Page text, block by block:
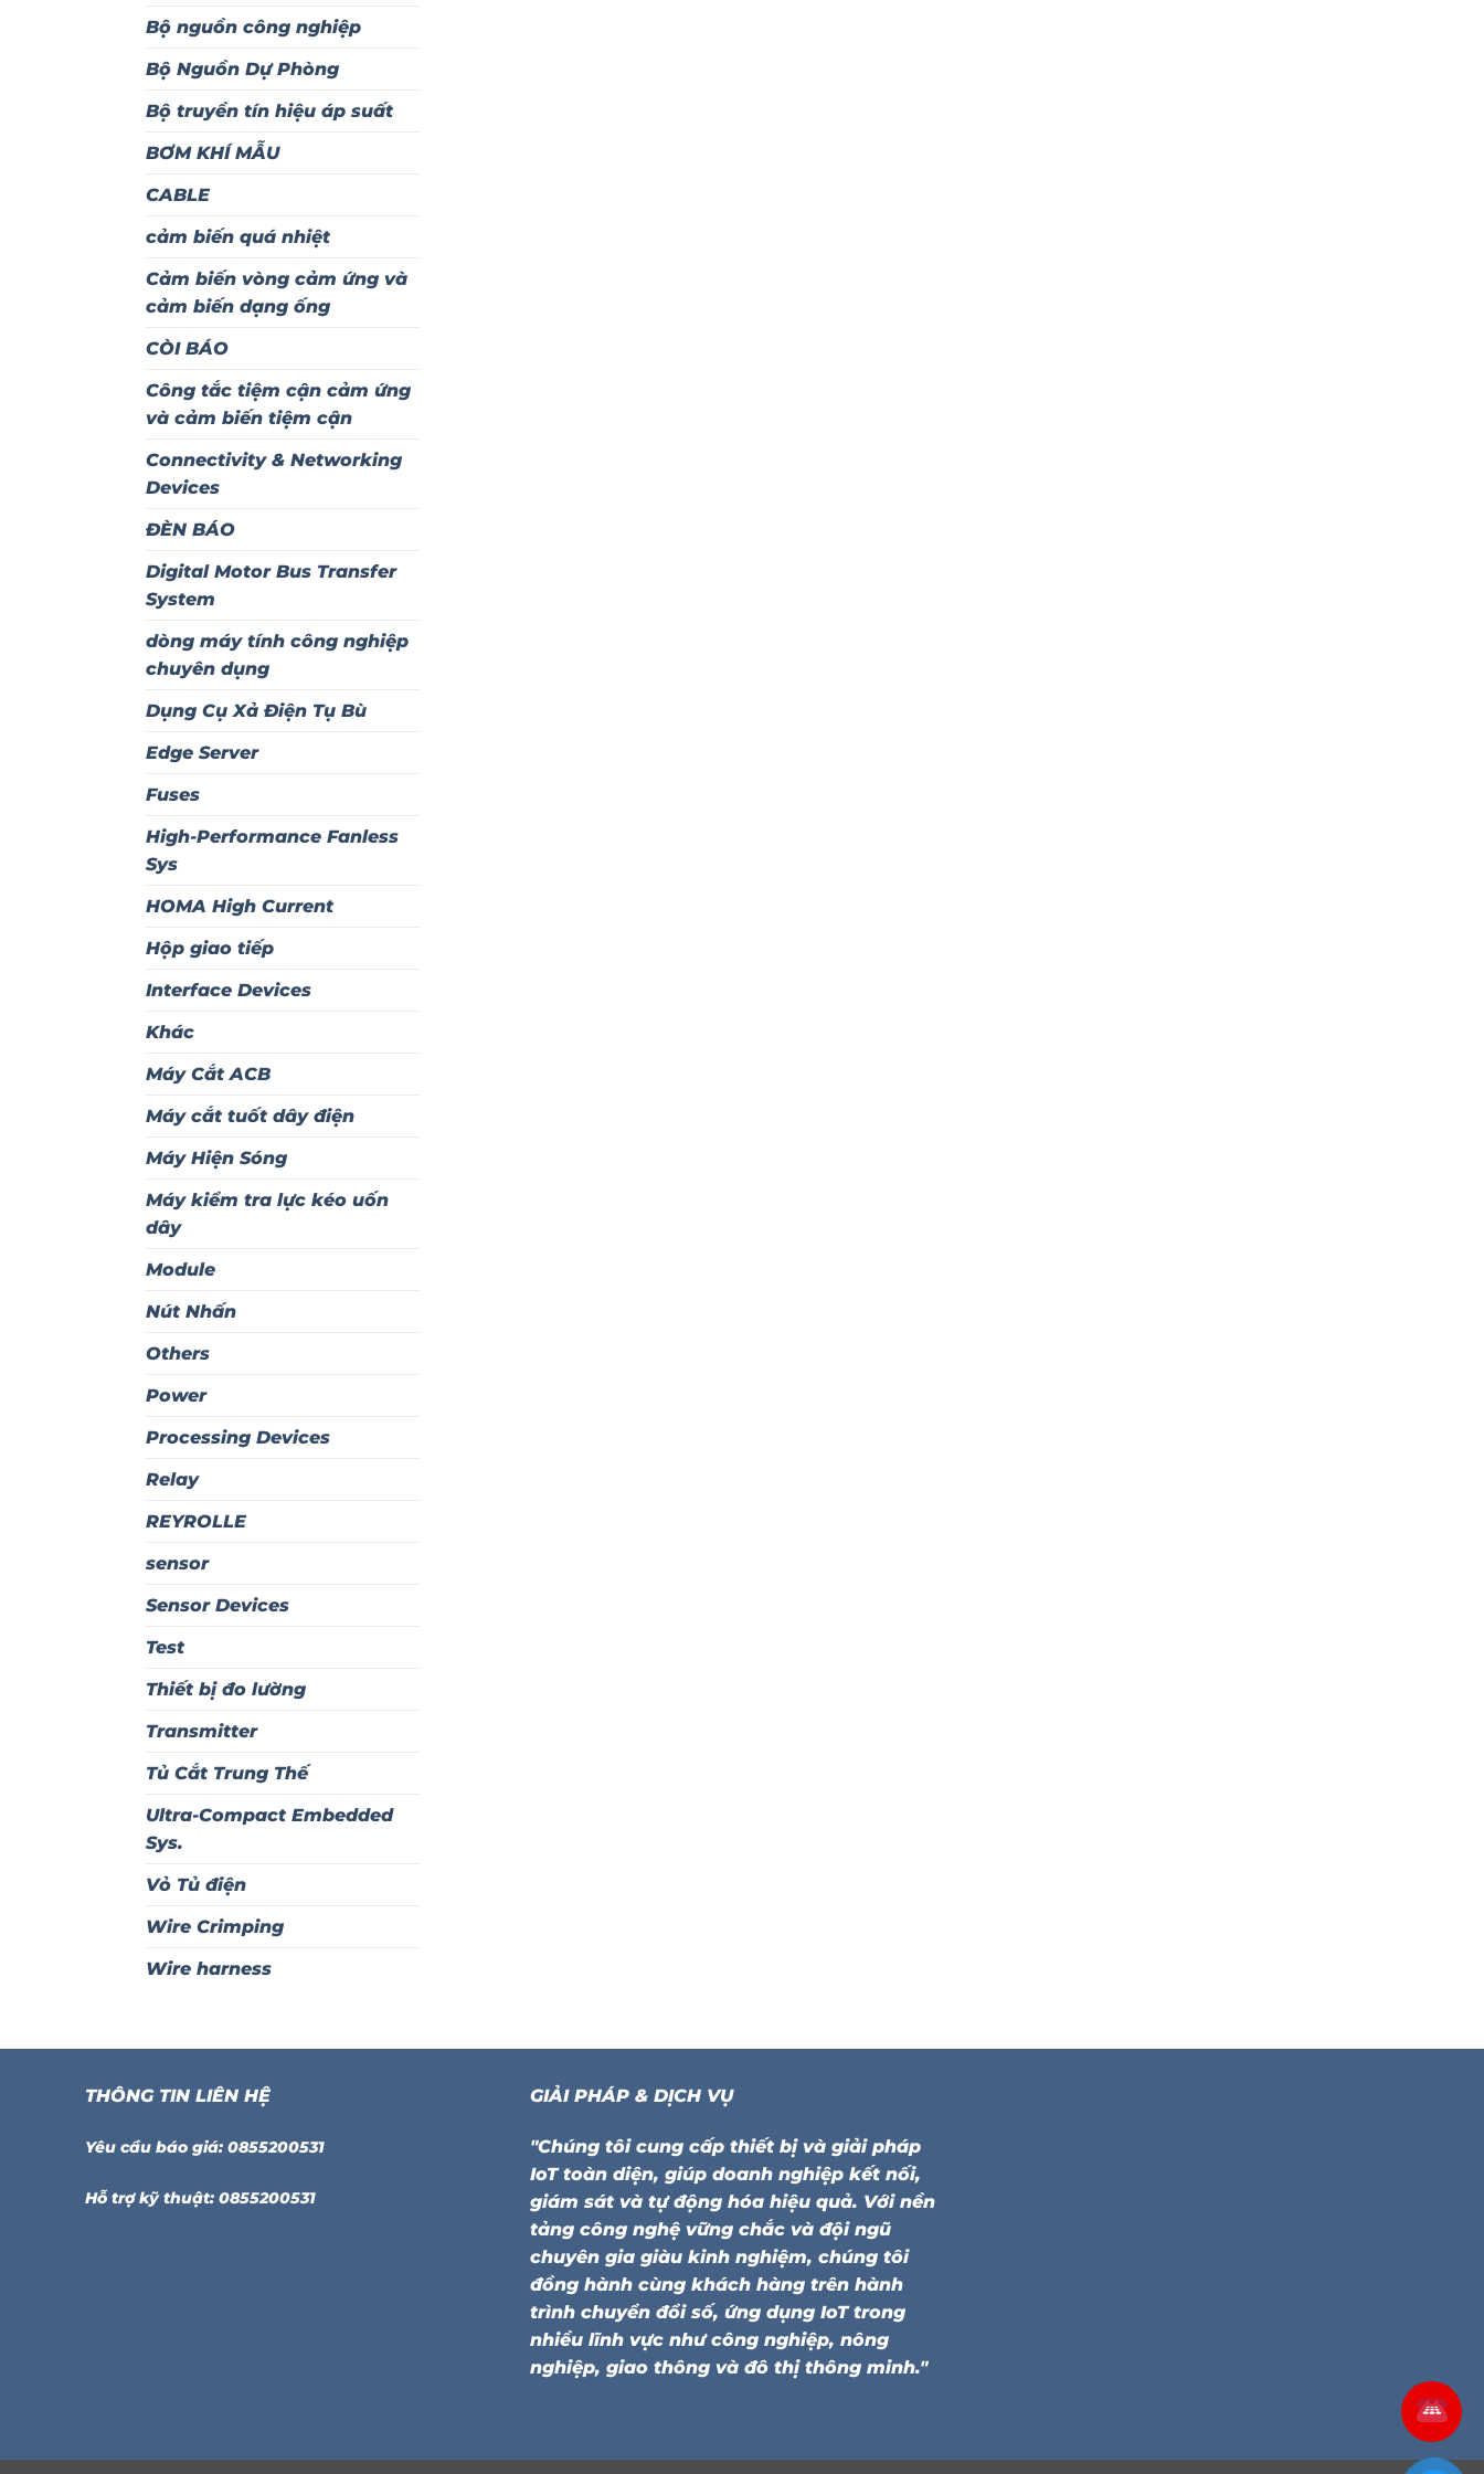
Bộ nguồn công nghiệp
Bộ Nguồn Dự Phòng
Bộ truyền tín hiệu áp suất
BƠM KHÍ MẪU
CABLE
cảm biến quá nhiệt
Cảm biến vòng cảm ứng và
cảm biến dạng ống
CÒI BÁO
Công tắc tiệm cận cảm ứng
và cảm biến tiệm cận
Connectivity & Networking
Devices
ĐÈN BÁO
Digital Motor Bus Transfer
System
dòng máy tính công nghiệp
chuyên dụng
Dụng Cụ Xả Điện Tụ Bù
Edge Server
Fuses
High-Performance Fanless
Sys
HOMA High Current
Hộp giao tiếp
Interface Devices
Khác
Máy Cắt ACB
Máy cắt tuốt dây điện
Máy Hiện Sóng
Máy kiểm tra lực kéo uốn
dây
Module
Nút Nhấn
Others
Power
Processing Devices
Relay
REYROLLE
sensor
Sensor Devices
Test
Thiết bị đo lường
Transmitter
Tủ Cắt Trung Thế
Ultra-Compact Embedded
Sys.
Vỏ Tủ điện
Wire Crimping
Wire harness
THÔNG TIN LIÊN HỆ
Yêu cầu báo giá: 0855200531
Hỗ trợ kỹ thuật: 0855200531
GIẢI PHÁP & DỊCH VỤ
"Chúng tôi cung cấp thiết bị và giải pháp
IoT toàn diện, giúp doanh nghiệp kết nối,
giám sát và tự động hóa hiệu quả. Với nền
tảng công nghệ vững chắc và đội ngũ
chuyên gia giàu kinh nghiệm, chúng tôi
đồng hành cùng khách hàng trên hành
trình chuyển đổi số, ứng dụng IoT trong
nhiều lĩnh vực như công nghiệp, nông
nghiệp, giao thông và đô thị thông minh."